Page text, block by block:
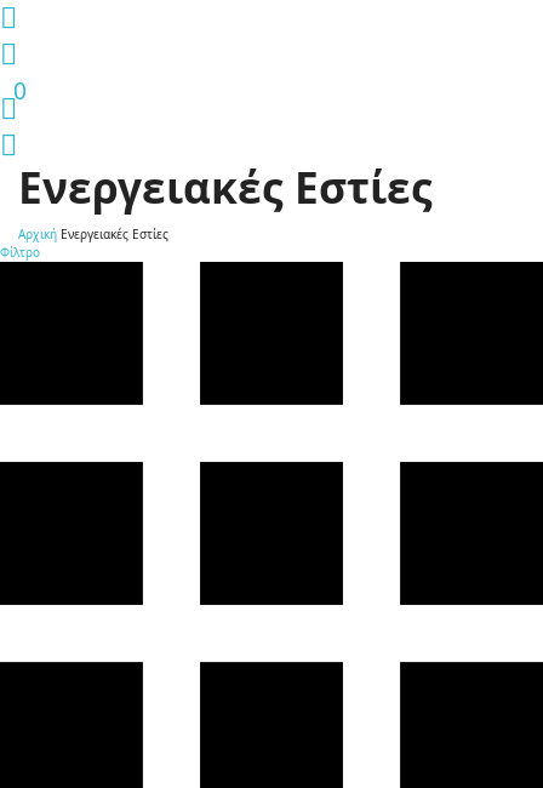
0
Ενεργειακές Εστίες
Αρχική Ενεργειακές Εστίες
Φίλτρο